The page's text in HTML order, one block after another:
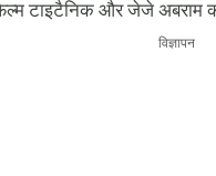
टाइटैनिक और जेजे अबराम
विज्ञापन